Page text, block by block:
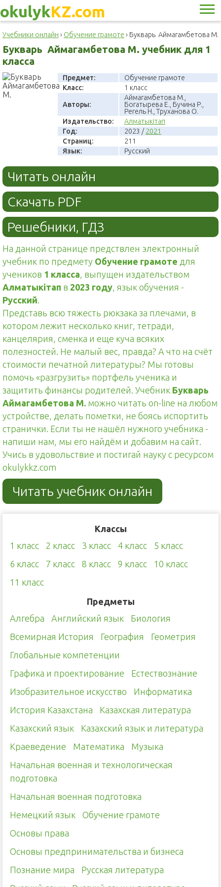
okulykKZ.com
Учебники онлайн › Обучение грамоте › Букварь Аймагамбетова М.
Букварь Аймагамбетова М. учебник для 1
класса
Предмет:
Обучение грамоте
Класс:
1 класс
Авторы:
Аймагамбетова М.,
Богатырева Е., Бучина Р.,
Регель Н., Труханова О.
Издательство:
Алматыкітап
Год:
2023 / 2021
Страниц:
211
Язык:
Русский
Читать онлайн
Скачать PDF
Решебники, ГДЗ
На данной странице предствлен электронный
учебник по предмету Обучение грамоте для
учеников 1 класса, выпущен издательством
Алматыкітап в 2023 году, язык обучения -
Русский.
Представь всю тяжесть рюкзака за плечами, в
котором лежит несколько книг, тетради,
канцелярия, сменка и еще куча всяких
полезностей. Не малый вес, правда? А что на счёт
стоимости печатной литературы? Мы готовы
помочь «разгрузить» портфель ученика и
защитить финансы родителей. Учебник Букварь
Аймагамбетова М. можно читать on-line на любом
устройстве, делать пометки, не боясь испортить
странички. Если ты не нашёл нужного учебника -
напиши нам, мы его найдём и добавим на сайт.
Учись в удовольствие и постигай науку с ресурсом
okulykkz.com
Читать учебник онлайн
Классы
1 класс
2 класс 3 класс 4 класс
5 класс
6 класс
7 класс 8 класс 9 класс
10 класс
11 класс
Предметы
Алгебра
Английский язык
Биология
Всемирная История
География
Геометрия
Глобальные компетенции
Графика и проектирование
Естествознание
Изобразительное искусство
Информатика
История Казахстана
Казахская литература
Казахский язык
Казахский язык и литература
Краеведение
Математика
Музыка
Начальная военная и технологическая
подготовка
Начальная военная подготовка
Немецкий язык
Обучение грамоте
Основы права
Основы предпринимательства и бизнеса
Познание мира
Русская литература